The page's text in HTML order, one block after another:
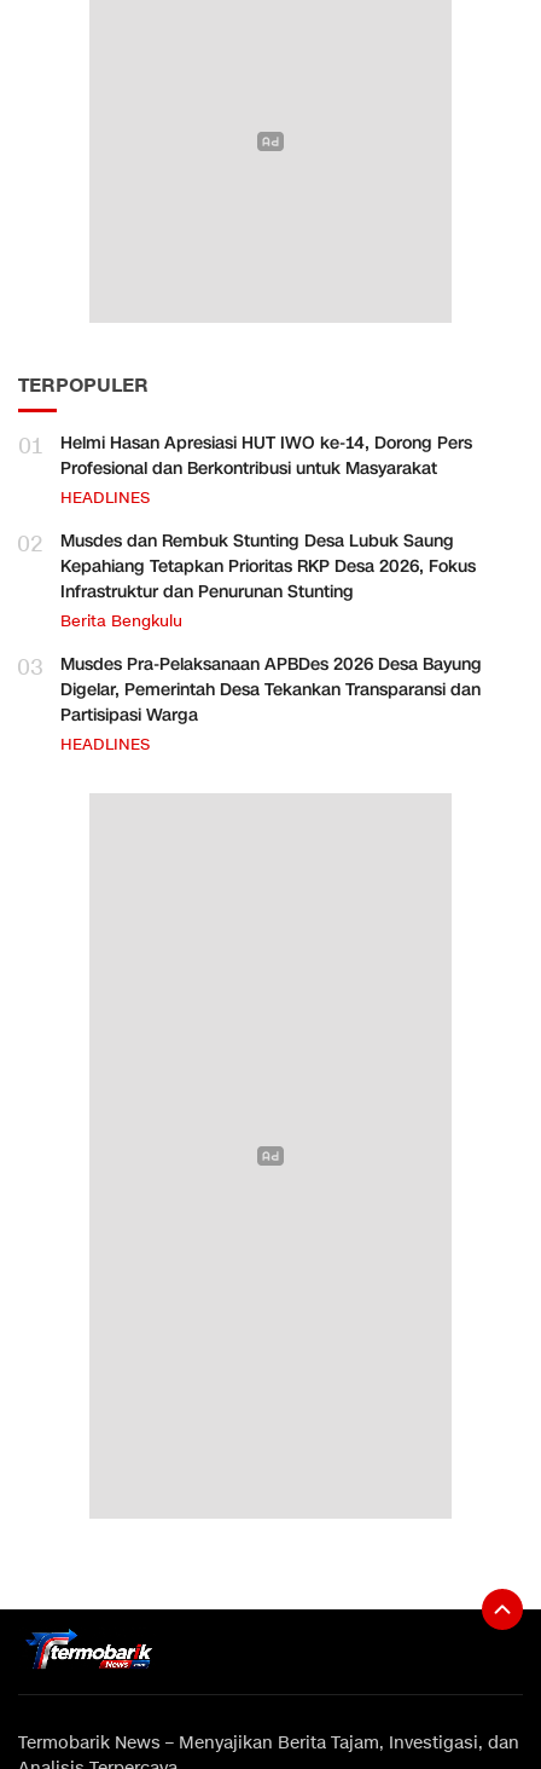
TERPOPULER
01
Helmi Hasan Apresiasi HUT IWO ke-14, Dorong Pers
Profesional dan Berkontribusi untuk Masyarakat
HEADLINES
02
Musdes dan Rembuk Stunting Desa Lubuk Saung
Kepahiang Tetapkan Prioritas RKP Desa 2026, Fokus
Infrastruktur dan Penurunan Stunting
Berita Bengkulu
03
Musdes Pra-Pelaksanaan APBDes 2026 Desa Bayung
Digelar, Pemerintah Desa Tekankan Transparansi dan
Partisipasi Warga
HEADLINES
Termobarik News – Menyajikan Berita Tajam, Investigasi, dan